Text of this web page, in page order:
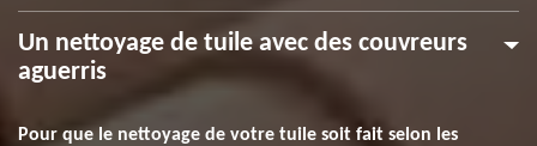
Un nettoyage de tuile avec des couvreurs
aguerris
Pour que le nettoyage de votre tuile soit fait selon les